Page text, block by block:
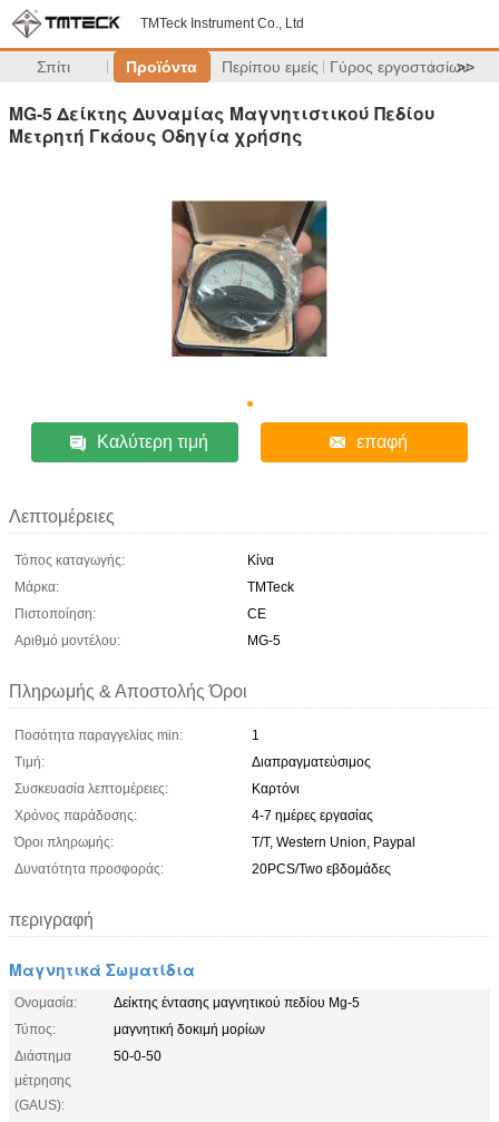
TMTeck Instrument Co., Ltd
Σπίτι Προϊόντα Περίπου εμείς Γύρος εργοστασίων
>>
MG-5 Δείκτης Δυναμίας Μαγνητιστικού Πεδίου
Μετρητή Γκάους Οδηγία χρήσης
Καλύτερη τιμή επαφή
Λεπτομέρειες
Τόπος καταγωγής:
Κίνα
Μάρκα:
TMTeck
Πιστοποίηση:
CE
Αριθμό μοντέλου:
MG-5
Πληρωμής & Αποστολής Όροι
Ποσότητα παραγγελίας min:
1
Τιμή:
Διαπραγματεύσιμος
Συσκευασία λεπτομέρειες:
Καρτόνι
Χρόνος παράδοσης:
4-7 ημέρες εργασίας
Όροι πληρωμής:
Τ/Τ, Western Union, Paypal
Δυνατότητα προσφοράς:
20PCS/Two εβδομάδες
περιγραφή
Μαγνητικά Σωματίδια
Ονομασία:
Δείκτης έντασης μαγνητικού πεδίου Mg-5
Τύπος:
μαγνητική δοκιμή μορίων
Διάστημα
μέτρησης
(GAUS):
50-0-50